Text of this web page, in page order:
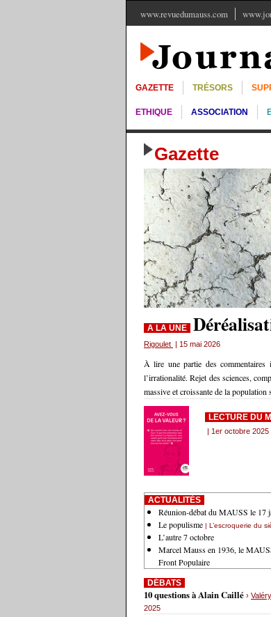
www.revuedumauss.com
GAZETTE TRÉSORS
ETHIQUE ASSOCIATION
Gazette
A LA UNE
Rigoulet | 15 mai 2026
À lire une partie des
l’irrationalité. Rejet des sciences,
massive et croissante de la
LECTURE DU
| 1er octobre 2025
ACTUALITÉS
Réunion-débat du MAUSS le 17
Le populisme | L’escroquerie du
L’autre 7 octobre
Marcel Mauss en 1936, le
Front Populaire
DÉBATS
10 questions à Alain Caillé ›
2025